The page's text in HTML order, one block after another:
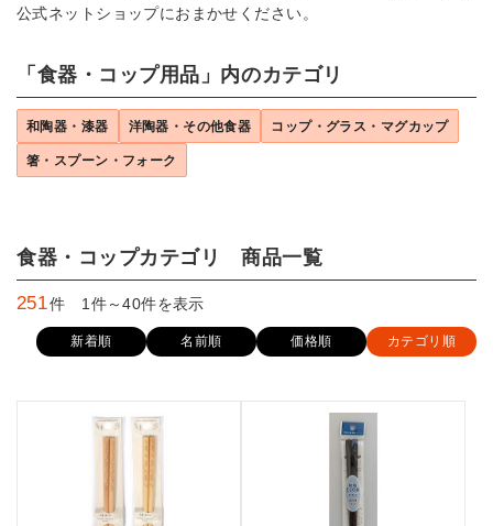
公式ネットショップにおまかせください。
「食器・コップ用品」内のカテゴリ
和陶器・漆器 洋陶器・その他食器 コップ・グラス・マグカップ
箸・スプーン・フォーク
食器・コップカテゴリ 商品一覧
251件 1件～40件を表示
新着順 名前順 価格順 カテゴリ順